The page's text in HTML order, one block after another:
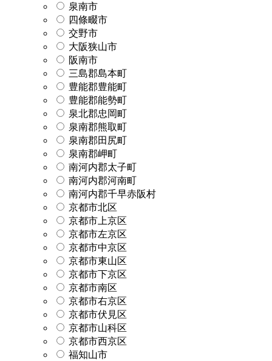
泉南市
四條畷市
交野市
大阪狭山市
阪南市
三島郡島本町
豊能郡豊能町
豊能郡能勢町
泉北郡忠岡町
泉南郡熊取町
泉南郡田尻町
泉南郡岬町
南河内郡太子町
南河内郡河南町
南河内郡千早赤阪村
京都市北区
京都市上京区
京都市左京区
京都市中京区
京都市東山区
京都市下京区
京都市南区
京都市右京区
京都市伏見区
京都市山科区
京都市西京区
福知山市